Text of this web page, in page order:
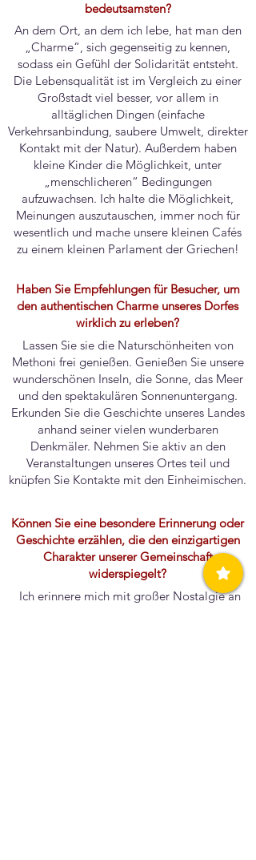
bedeutsamsten?
An dem Ort, an dem ich lebe, hat man den
„Charme“, sich gegenseitig zu kennen,
sodass ein Gefühl der Solidarität entsteht.
Die Lebensqualität ist im Vergleich zu einer
Großstadt viel besser, vor allem in
alltäglichen Dingen (einfache
Verkehrsanbindung, saubere Umwelt, direkter
Kontakt mit der Natur). Außerdem haben
kleine Kinder die Möglichkeit, unter
„menschlicheren“ Bedingungen
aufzuwachsen. Ich halte die Möglichkeit,
Meinungen auszutauschen, immer noch für
wesentlich und mache unsere kleinen Cafés
zu einem kleinen Parlament der Griechen!
Haben Sie Empfehlungen für Besucher, um
den authentischen Charme unseres Dorfes
wirklich zu erleben?
Lassen Sie sie die Naturschönheiten von
Methoni frei genießen. Genießen Sie unsere
wunderschönen Inseln, die Sonne, das Meer
und den spektakulären Sonnenuntergang.
Erkunden Sie die Geschichte unseres Landes
anhand seiner vielen wunderbaren
Denkmäler. Nehmen Sie aktiv an den
Veranstaltungen unseres Ortes teil und
knüpfen Sie Kontakte mit den Einheimischen.
Können Sie eine besondere Erinnerung oder
Geschichte erzählen, die den einzigartigen
Charakter unserer Gemeinschaft
widerspiegelt?
Ich erinnere mich mit großer Nostalgie an